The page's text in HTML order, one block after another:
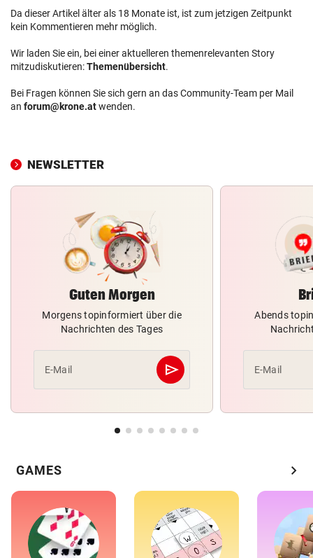
Da dieser Artikel älter als 18 Monate ist, ist zum jetzigen Zeitpunkt
kein Kommentieren mehr möglich.
Wir laden Sie ein, bei einer aktuelleren themenrelevanten Story
mitzudiskutieren:Themenübersicht.
Bei Fragen können Sie sich gern an das Community-Team per Mail
an forum@krone.atwenden.
NEWSLETTER
Guten Morgen
Morgens topinformiert über die
Nachrichten des Tages
E-Mail send
Abschicken
Abends
E-Mail
GAMES chevron_right